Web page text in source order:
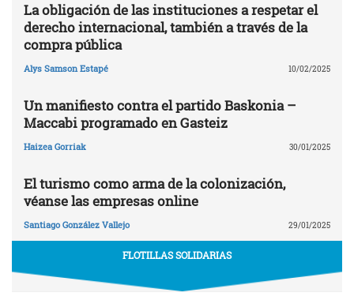
La obligación de las instituciones a respetar el
derecho internacional, también a través de la
compra pública
Alys Samson Estapé 10/02/2025
Un manifiesto contra el partido Baskonia –
Maccabi programado en Gasteiz
Haizea Gorriak 30/01/2025
El turismo como arma de la colonización,
véanse las empresas online
Santiago González Vallejo 29/01/2025
FLOTILLAS SOLIDARIAS